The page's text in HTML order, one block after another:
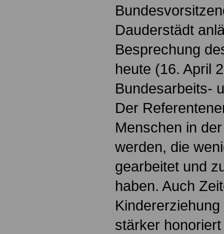
Dauderstädt
Besprechung
heute (16. April
Bundesarbeits-
Der
Menschen in
werden, die
gearbeitet und
haben. Auch
stärker